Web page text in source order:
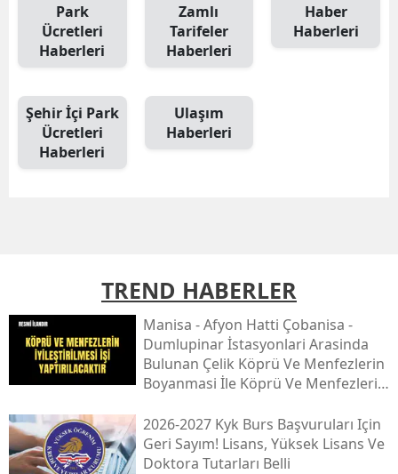
Park
Ücretleri
Haberleri
Zamlı
Tarifeler
Haberleri
Haber
Haberleri
Şehir İçi Park
Ücretleri
Haberleri
Ulaşım
Haberleri
TREND HABERLER
Mani̇sa - Afyon Hatti Çobani̇sa -
Dumlupinar İstasyonlari Arasinda
Bulunan Çeli̇k Köprü Ve Menfezleri̇n
Boyanmasi İle Köprü Ve Menfezleri̇n
2026-2027 Kyk Burs Başvuruları Için
Geri Sayım! Lisans, Yüksek Lisans Ve
Doktora Tutarları Belli